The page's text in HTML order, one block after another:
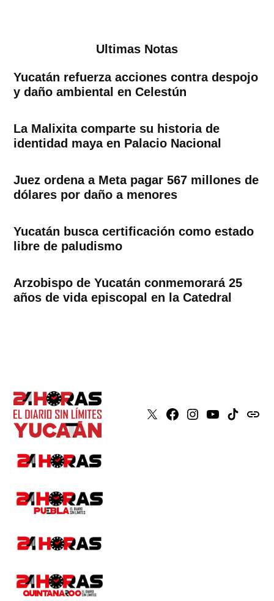
Ultimas Notas
Yucatán refuerza acciones contra despojo
y daño ambiental en Celestún
La Malixita comparte su historia de
identidad maya en Palacio Nacional
Juez ordena a Meta pagar 567 millones de
dólares por daño a menores
Yucatán busca certificación como estado
libre de paludismo
Arzobispo de Yucatán conmemorará 25
años de vida episcopal en la Catedral
X Faceboook
Instagram
YoutubeTiktokissuu